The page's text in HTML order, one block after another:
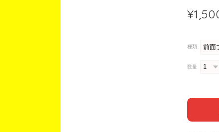
種類
数量